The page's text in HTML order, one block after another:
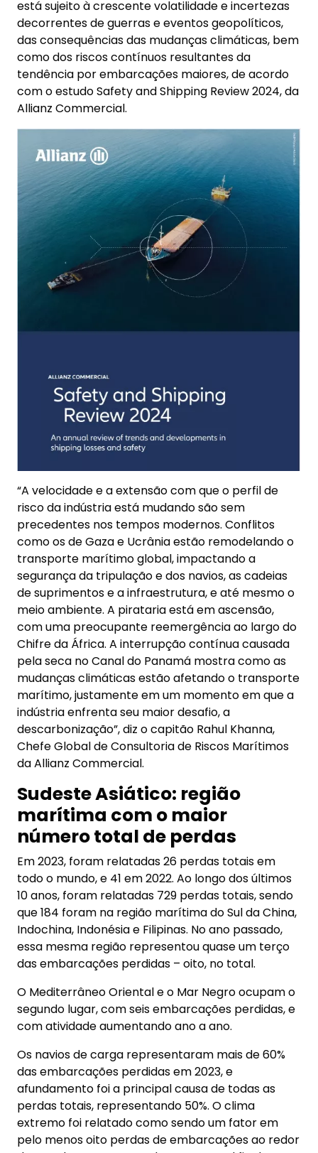
está sujeito à crescente volatilidade e incertezas
decorrentes de guerras e eventos geopolíticos,
das consequências das mudanças climáticas, bem
como dos riscos contínuos resultantes da
tendência por embarcações maiores, de acordo
com o estudo Safety and Shipping Review 2024, da
Allianz Commercial.
“A velocidade e a extensão com que o perfil de
risco da indústria está mudando são sem
precedentes nos tempos modernos. Conflitos
como os de Gaza e Ucrânia estão remodelando o
transporte marítimo global, impactando a
segurança da tripulação e dos navios, as cadeias
de suprimentos e a infraestrutura, e até mesmo o
meio ambiente. A pirataria está em ascensão,
com uma preocupante reemergência ao largo do
Chifre da África. A interrupção contínua causada
pela seca no Canal do Panamá mostra como as
mudanças climáticas estão afetando o transporte
marítimo, justamente em um momento em que a
indústria enfrenta seu maior desafio, a
descarbonização”, diz o capitão Rahul Khanna,
Chefe Global de Consultoria de Riscos Marítimos
da Allianz Commercial.
Sudeste Asiático: região
marítima com o maior
número total de perdas
Em 2023, foram relatadas 26 perdas totais em
todo o mundo, e 41 em 2022. Ao longo dos últimos
10 anos, foram relatadas 729 perdas totais, sendo
que 184 foram na região marítima do Sul da China,
Indochina, Indonésia e Filipinas. No ano passado,
essa mesma região representou quase um terço
das embarcações perdidas – oito, no total.
O Mediterrâneo Oriental e o Mar Negro ocupam o
segundo lugar, com seis embarcações perdidas, e
com atividade aumentando ano a ano.
Os navios de carga representaram mais de 60%
das embarcações perdidas em 2023, e
afundamento foi a principal causa de todas as
perdas totais, representando 50%. O clima
extremo foi relatado como sendo um fator em
pelo menos oito perdas de embarcações ao redor